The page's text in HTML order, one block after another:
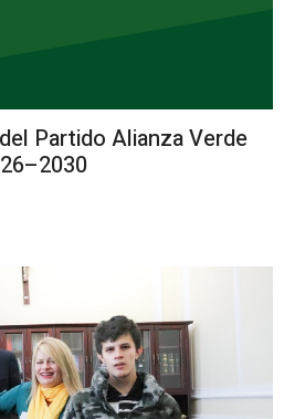
Partido Alianza Verde